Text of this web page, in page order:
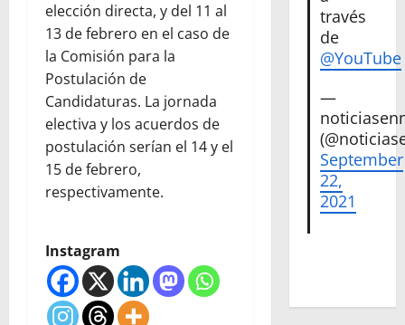
elección directa, y del 11 al
13 de febrero en el caso de
la Comisión para la
Postulación de
Candidaturas. La jornada
electiva y los acuerdos de
postulación serían el 14 y el
15 de febrero,
respectivamente.
Instagram
través
de
@YouTube
—
September
22,
2021